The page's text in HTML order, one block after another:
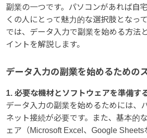
副業の一つです。パソコンがあれば自
くの人にとって魅力的な選択肢となっ
では、データ入力で副業を始める方法
イントを解説します。
データ入力の副業を始めるための
1. 必要な機材とソフトウェアを準備す
データ入力の副業を始めるためには、
ネット接続が必要です。また、基本的
ェア（Microsoft Excel、Google